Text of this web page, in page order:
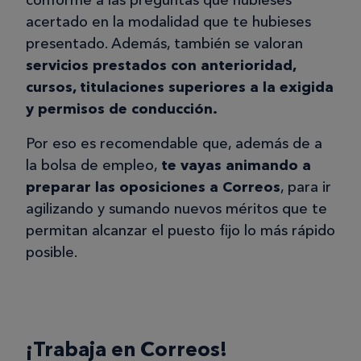
acertado en la modalidad que te hubieses
presentado. Además, también se valoran
servicios prestados con anterioridad,
cursos, titulaciones superiores a la exigida
y permisos de conducción.
Por eso es recomendable que, además de a
la bolsa de empleo, te vayas animando a
preparar las oposiciones a Correos, para ir
agilizando y sumando nuevos méritos que te
permitan alcanzar el puesto fijo lo más rápido
posible.
¡Trabaja en Correos!